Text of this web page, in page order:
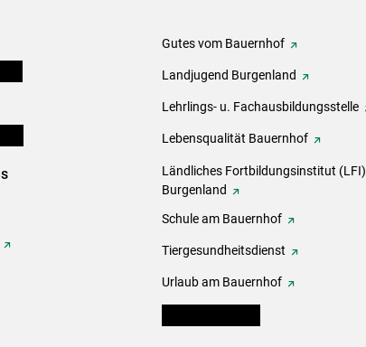
Gutes vom Bauernhof
Landjugend Burgenland
Lehrlings- u. Fachausbildungsstelle
Lebensqualität Bauernhof
Ländliches Fortbildungsinstitut (LFI)
Burgenland
Schule am Bauernhof
Tiergesundheitsdienst
Urlaub am Bauernhof